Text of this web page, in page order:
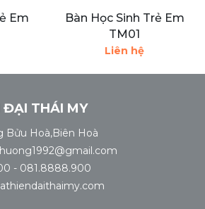
Em
Bàn Học Sinh Trẻ Em
TM01
Liên hệ
ĐẠI THÁI MY
Bửu Hoà,Biên Hoà
- 081.8888.900